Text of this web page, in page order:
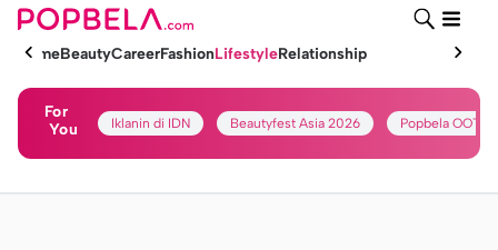
HomeBeautyCareerFashionLifestyleRelationship
For
You
Iklanin di IDN Beautyfest Asia 2026 Popbela OOTD